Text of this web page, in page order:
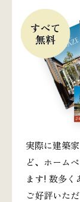
実際に建築
ど、ホーム
ます! 数多く
ご好評いた